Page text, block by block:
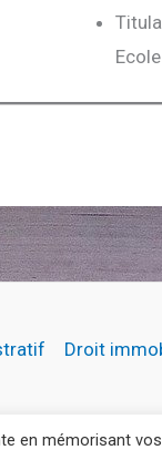
Droit
en mémorisant